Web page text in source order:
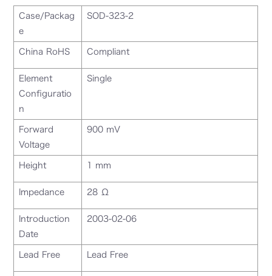
Case/Packag
e
SOD-323-2
China RoHS Compliant
Element
Configuratio
n
Single
Forward
Voltage
900 mV
Height 1 mm
Impedance 28 Ω
Introduction
Date
2003-02-06
Lead Free Lead Free